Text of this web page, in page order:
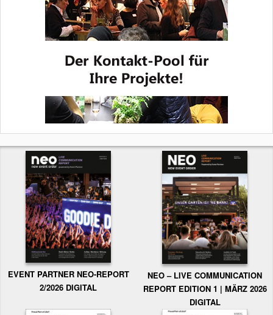
EVENT PARTNER NEO-REPORT
2/2026 DIGITAL
NEO – LIVE COMMUNICATION
REPORT EDITION 1 | MÄRZ 2026
DIGITAL